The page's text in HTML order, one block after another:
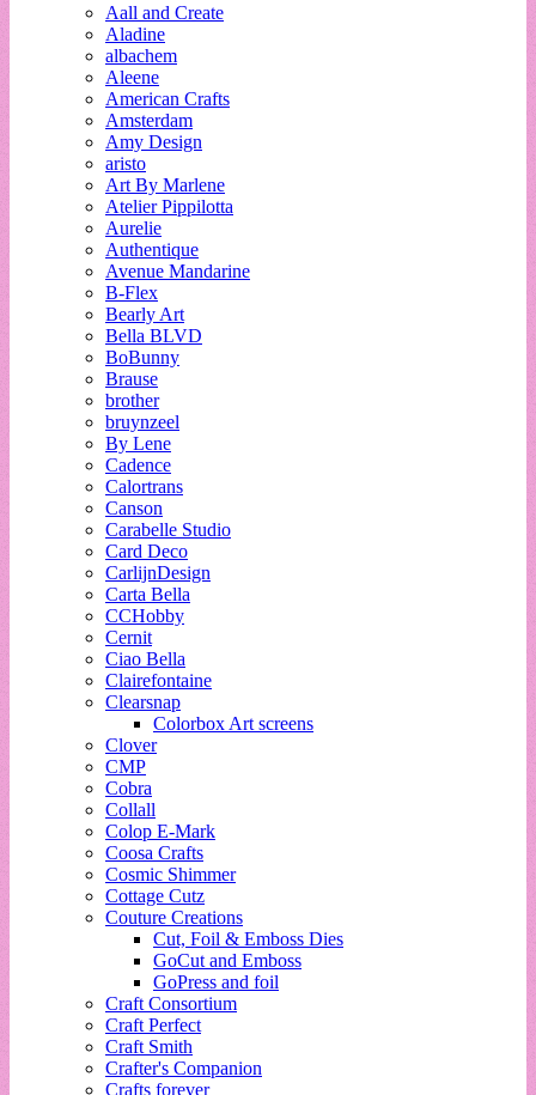
Aall and Create
Aladine
albachem
Aleene
American Crafts
Amsterdam
Amy Design
aristo
Art By Marlene
Atelier Pippilotta
Aurelie
Authentique
Avenue Mandarine
B-Flex
Bearly Art
Bella BLVD
BoBunny
Brause
brother
bruynzeel
By Lene
Cadence
Calortrans
Canson
Carabelle Studio
Card Deco
CarlijnDesign
Carta Bella
CCHobby
Cernit
Ciao Bella
Clairefontaine
Clearsnap
Colorbox Art screens
Clover
CMP
Cobra
Collall
Colop E-Mark
Coosa Crafts
Cosmic Shimmer
Cottage Cutz
Couture Creations
Cut, Foil & Emboss Dies
GoCut and Emboss
GoPress and foil
Craft Consortium
Craft Perfect
Craft Smith
Crafter's Companion
Crafts forever